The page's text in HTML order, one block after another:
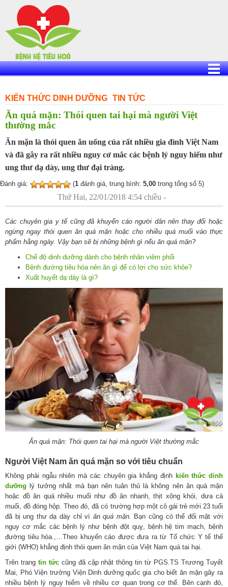
content
KIẾN THỨC DINH DƯỠNG TIN TỨC
Ăn quá mặn: Thói quen tai hại mà người Việt
thường mắc
Ăn mặn là thói quen ăn uống của rất nhiều gia đình Việt Nam
và đã gây ra rất nhiều nguy cơ mắc các bệnh lý nguy hiểm như
ung thư dạ dày, ung thư đại tràng.
Đánh giá: (1 đánh giá, trung bình: 5,00 trong tổng số 5)
Thứ Hai, 22/01/2018 4:54 chiều -
Các chuyên gia y tế cũng đã khuyến cáo người dân nên thay đổi hoặc
ngừng ngay thói quen ăn quá mặn hoặc cho nhiều quá muối vào thực
phẩm hằng ngày. Vậy bạn sẽ bị những bệnh gì nếu ăn quá mặn?
Chế độ dinh dưỡng dành cho bệnh nhân viêm phổi
Bệnh đường tiêu hóa nên ăn gì để có lợi cho sức khỏe?
Xuất huyết dạ dày là gì?
Ăn quá mặn: Thói quen tai hại mà người Việt thường mắc
Người Việt Nam ăn quá mặn so với tiêu chuẩn
Không phải ngẫu nhiên mà các chuyên gia khẳng định kiến thức dinh
dưỡng lý tưởng nhất mà bạn nên tuân thủ là không nên ăn quá mặn
hoặc đồ ăn quá nhiều muối như đồ ăn nhanh, thịt xông khói, dưa cà
muối, đồ đóng hộp. Theo đó, đã có trường hợp một cô gái trẻ mới 23 tuổi
đã bị ung thư dạ dày chỉ vì ăn quá mặn.
Bạn cũng có thể đối mặt với
nguy cơ mắc các bệnh lý như bệnh đột quỵ, bệnh hệ tim mạch, bệnh
đường tiêu hóa.,…Theo khuyến cáo được đưa ra từ Tổ chức Y tế thế
giới (WHO) khẳng định thói quen ăn mặn của Việt Nam quá tai hại.
Trên trang tin tứccũng đã cập nhật thông tin từ PGS.TS Trương Tuyết
Mai, Phó Viện trưởng Viện Dinh dưỡng quốc gia cho biết ăn mặn gây ra
nhiều bệnh lý nguy hiểm về nhiều cơ quan trong cơ thể. Bên cạnh đó,